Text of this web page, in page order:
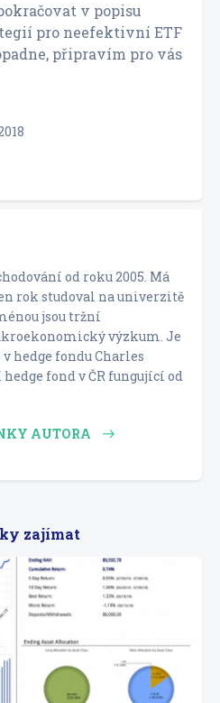
v popisu
pro neefektivní ETF
připravím pro vás
od roku 2005. Má
rok studoval na univerzitě
jsou tržní
výzkum. Je
hedge fondu Charles
fond v ČR fungující od
AUTORA
zajímat